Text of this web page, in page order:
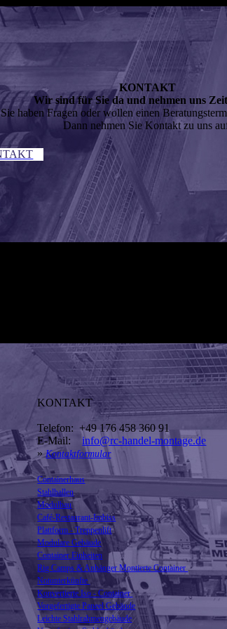
KONTAKT
Wir sind für Sie da und nehmen uns
Sie haben Fragen oder wollen einen
Dann nehmen Sie Kontakt zu uns
KONTAKT
Telefon: +49 176 458 360 91
E-Mail: info@rc-handel-montage.de
» Kontaktformular
Containerhaus
Stahlhallen
Modulbau
Café-Restaurant-Imbiss
Plattform - Treppenlift
Modulare Gebäude
Container Einheiten
Rig Camps & Anhänger Montierte Container
Notunterkünfte
Konvertierte Iso - Container
Vorgefertigte Paneel Gebäude
Leichte Stahlrahmengebäude